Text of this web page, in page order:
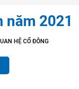
năm 2021
HỆ CỔ ĐÔNG